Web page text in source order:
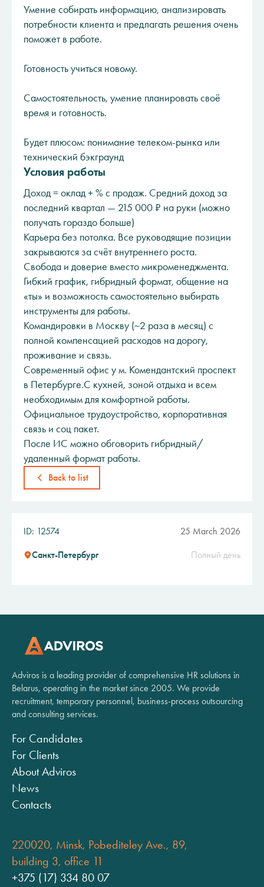
Умение собирать информацию, анализировать
потребности клиента и предлагать решения очень
поможет в работе.
Готовность учиться новому.
Самостоятельность, умение планировать своё
время и готовность.
Будет плюсом: понимание телеком-рынка или
технический бэкграунд
Условия работы
Доход = оклад + % с продаж. Средний доход за
последний квартал — 215 000 ₽ на руки (можно
получать гораздо больше)
Карьера без потолка. Все руководящие позиции
закрываются за счёт внутреннего роста.
Свобода и доверие вместо микроменеджмента.
Гибкий график, гибридный формат, общение на
«ты» и возможность самостоятельно выбирать
инструменты для работы.
Командировки в Москву (~2 раза в месяц) с
полной компенсацией расходов на дорогу,
проживание и связь.
Современный офис у м. Комендантский проспект
в Петербурге.С кухней, зоной отдыха и всем
необходимым для комфортной работы.
Официальное трудоустройство, корпоративная
связь и соц пакет.
После ИС можно обговорить гибридный/
удаленный формат работы.
Back to list
ID: 12574 25 March 2026
Санкт-Петербург Полный день
Adviros is a leading provider of comprehensive HR solutions in
Belarus, operating in the market since 2005. We provide
recruitment, temporary personnel, business-process outsourcing
and consulting services.
For Candidates
For Clients
About Adviros
News
Contacts
220020, Minsk, Pobediteley Ave., 89,
building 3, office 11
+375 (17) 334 80 07